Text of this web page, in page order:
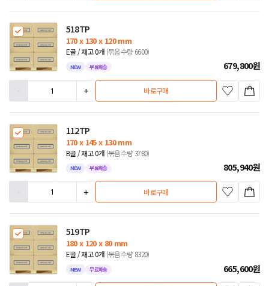
518TP
170 x 130 x 120 mm
E골 / 재고 0개 (묶음수량 6600)
NEW 무료배송 679,800원
-
+ 바로구매
112TP
170 x 145 x 130 mm
B골 / 재고 0개 (묶음수량 3780)
NEW 무료배송 805,940원
-
+ 바로구매
519TP
180 x 120 x 80 mm
E골 / 재고 0개 (묶음수량 8320)
NEW 무료배송 665,600원